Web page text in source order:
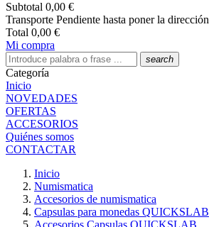
Subtotal 0,00 €
Transporte Pendiente hasta poner la dirección
Total 0,00 €
Mi compra
search
Categoría
Inicio
NOVEDADES
OFERTAS
ACCESORIOS
Quiénes somos
CONTACTAR
Inicio
Numismatica
Accesorios de numismatica
Capsulas para monedas QUICKSLAB
Accesorios Capsulas QUICKSLAB